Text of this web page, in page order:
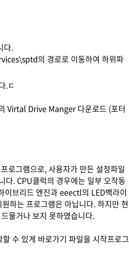
다.
의 경로로 이동하여 하위파
.ㄷ
Virtal Drive Manger 다운로드 (포터
로그램으로, 사용자가 만든 설정파일
다. CPU클럭의 경우에는 일부 오작동
이브리드 엔진과 eeectl의 LED백라이
하는 프로그램은 아닙니다. 하지만 현
물거나 보지 못하였습니다.
수 있게 바로가기 파일을 시작프로그